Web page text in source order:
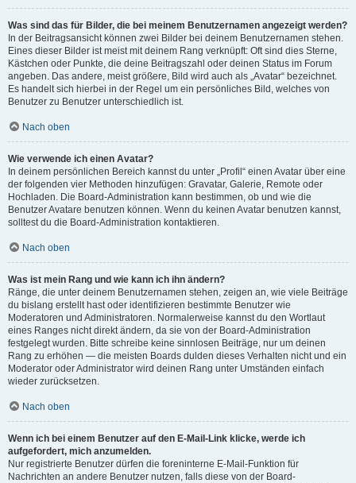
Was sind das für Bilder, die bei meinem Benutzernamen angezeigt werden?
In der Beitragsansicht können zwei Bilder bei deinem Benutzernamen stehen.
Eines dieser Bilder ist meist mit deinem Rang verknüpft: Oft sind dies Sterne,
Kästchen oder Punkte, die deine Beitragszahl oder deinen Status im Forum
angeben. Das andere, meist größere, Bild wird auch als „Avatar“ bezeichnet.
Es handelt sich hierbei in der Regel um ein persönliches Bild, welches von
Benutzer zu Benutzer unterschiedlich ist.
Nach oben
Wie verwende ich einen Avatar?
In deinem persönlichen Bereich kannst du unter „Profil“ einen Avatar über eine
der folgenden vier Methoden hinzufügen: Gravatar, Galerie, Remote oder
Hochladen. Die Board-Administration kann bestimmen, ob und wie die
Benutzer Avatare benutzen können. Wenn du keinen Avatar benutzen kannst,
solltest du die Board-Administration kontaktieren.
Nach oben
Was ist mein Rang und wie kann ich ihn ändern?
Ränge, die unter deinem Benutzernamen stehen, zeigen an, wie viele Beiträge
du bislang erstellt hast oder identifizieren bestimmte Benutzer wie
Moderatoren und Administratoren. Normalerweise kannst du den Wortlaut
eines Ranges nicht direkt ändern, da sie von der Board-Administration
festgelegt wurden. Bitte schreibe keine sinnlosen Beiträge, nur um deinen
Rang zu erhöhen — die meisten Boards dulden dieses Verhalten nicht und ein
Moderator oder Administrator wird deinen Rang unter Umständen einfach
wieder zurücksetzen.
Nach oben
Wenn ich bei einem Benutzer auf den E-Mail-Link klicke, werde ich
aufgefordert, mich anzumelden.
Nur registrierte Benutzer dürfen die foreninterne E-Mail-Funktion für
Nachrichten an andere Benutzer nutzen, falls diese von der Board-